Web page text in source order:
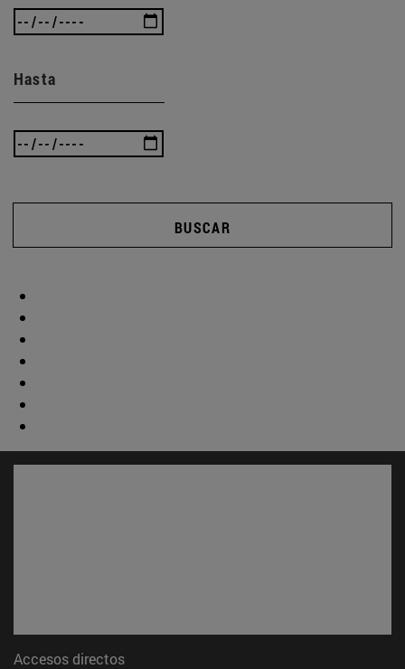
Hasta
BUSCAR
Accesos directos